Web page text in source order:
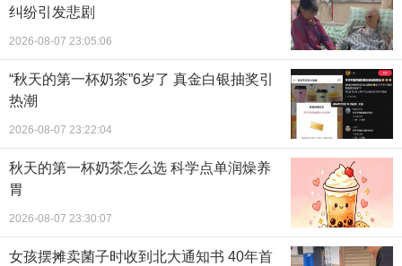
纠纷引发悲剧
2026-08-07 23:05:06
“秋天的第一杯奶茶”6岁了 真金白银抽奖引
热潮
2026-08-07 23:22:04
秋天的第一杯奶茶怎么选 科学点单润燥养
胃
2026-08-07 23:30:07
女孩摆摊卖菌子时收到北大通知书 40年首